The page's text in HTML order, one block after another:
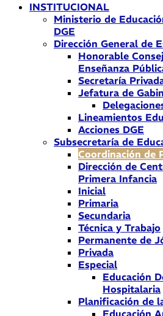
INSTITUCIONAL
Ministerio de
DGE
Dirección General de
Honorable
Enseñanza
Secretaría
Jefatura de
Lineamientos
Acciones DGE
Subsecretaría de
Coordinación de
Dirección de
Primera Infancia
Inicial
Primaria
Secundaria
Técnica y Trabajo
Permanente de
Privada
Especial
Educación
Hospitalaria
Planificación de
Educación